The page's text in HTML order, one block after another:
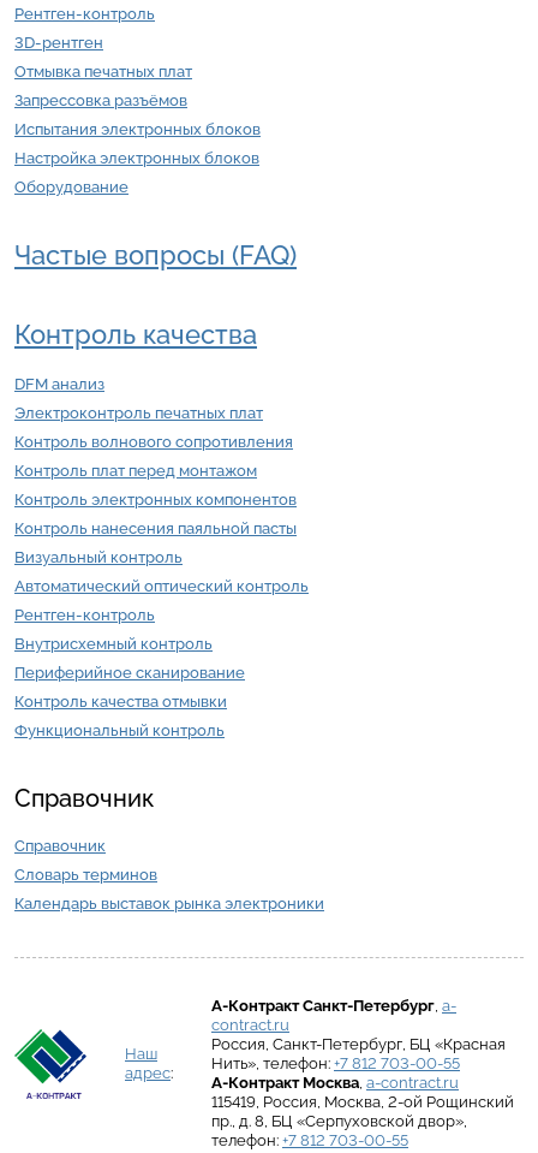
Рентген-контроль
3D-рентген
Отмывка печатных плат
Запрессовка разъёмов
Испытания электронных блоков
Настройка электронных блоков
Оборудование
Частые вопросы (FAQ)
Контроль качества
DFM анализ
Электроконтроль печатных плат
Контроль волнового сопротивления
Контроль плат перед монтажом
Контроль электронных компонентов
Контроль нанесения паяльной пасты
Визуальный контроль
Автоматический оптический контроль
Рентген-контроль
Внутрисхемный контроль
Периферийное сканирование
Контроль качества отмывки
Функциональный контроль
Справочник
Справочник
Словарь терминов
Календарь выставок рынка электроники
Наш
адрес:
А-Контракт Санкт-Петербург, a-
contract.ru
Россия, Санкт-Петербург, БЦ «Красная
Нить», телефон: +7 812 703-00-55
А-Контракт Москва, a-contract.ru
115419, Россия, Москва, 2-ой Рощинский
пр., д. 8, БЦ «Серпуховской двор»,
телефон: +7 812 703-00-55